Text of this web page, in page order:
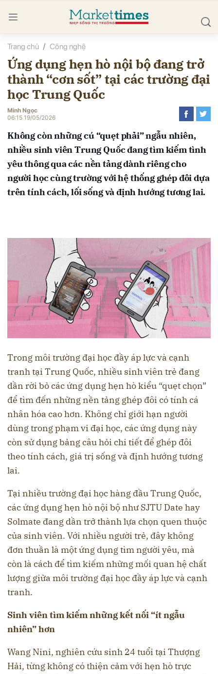
Trang chủ Công nghệ
Ứng dụng hẹn hò nội bộ đang trở
thành “cơn sốt” tại các trường đại
học Trung Quốc
Minh Ngọc
06:15 19/05/2026
Không còn những cú “quẹt phải” ngẫu nhiên,
nhiều sinh viên Trung Quốc đang tìm kiếm tình
yêu thông qua các nền tảng dành riêng cho
người học cùng trường với hệ thống ghép đôi dựa
trên tính cách, lối sống và định hướng tương lai.
Trong môi trường đại học đầy áp lực và cạnh
tranh tại Trung Quốc, nhiều sinh viên trẻ đang
dần rời bỏ các ứng dụng hẹn hò kiểu “quẹt chọn”
để tìm đến những nền tảng ghép đôi có tính cá
nhân hóa cao hơn. Không chỉ giới hạn người
dùng trong phạm vi đại học, các ứng dụng này
còn sử dụng bảng câu hỏi chi tiết để ghép đôi
theo tính cách, giá trị sống và định hướng tương
lai.
Tại nhiều trường đại học hàng đầu Trung Quốc,
các ứng dụng hẹn hò nội bộ như SJTU Date hay
Solmate đang dần trở thành lựa chọn quen thuộc
của sinh viên. Với nhiều người trẻ, đây không
đơn thuần là một ứng dụng tìm người yêu, mà
còn là cách để tìm kiếm những mối quan hệ chất
lượng giữa môi trường đại học đầy áp lực và cạnh
tranh.
Sinh viên tìm kiếm những kết nối “ít ngẫu
nhiên” hơn
Wang Nini, nghiên cứu sinh 24 tuổi tại Thượng
Hải, từng không có thiện cảm với hẹn hò trực
luận
Hủy